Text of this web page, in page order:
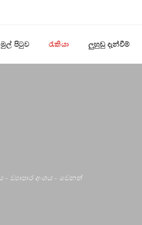
මුල් පිටුව රැකියා ලුහුඬු දැන්වීම්
- ව්‍යාපාර අංශය - වෙනත්